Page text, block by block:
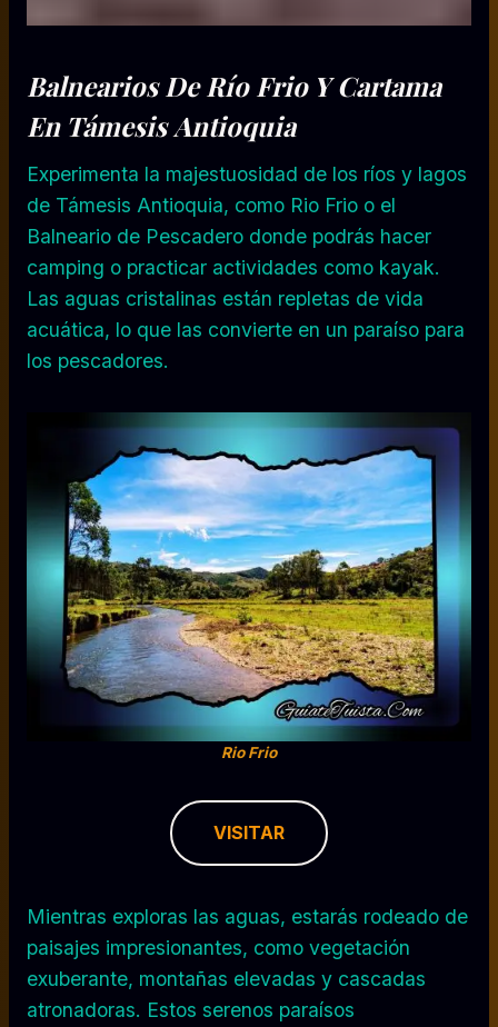
Balnearios De Río Frio Y Cartama
En Támesis Antioquia
Experimenta la majestuosidad de los ríos y lagos
de Támesis Antioquia, como Rio Frio o el
Balneario de Pescadero donde podrás hacer
camping o practicar actividades como kayak.
Las aguas cristalinas están repletas de vida
acuática, lo que las convierte en un paraíso para
los pescadores.
Rio Frio
VISITAR
Mientras exploras las aguas, estarás rodeado de
paisajes impresionantes, como vegetación
exuberante, montañas elevadas y cascadas
atronadoras. Estos serenos paraísos